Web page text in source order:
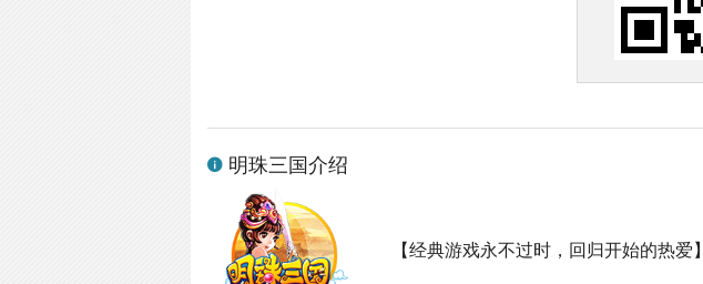
明珠三国介绍
【经典游戏永不过时，回归开始的热爱】